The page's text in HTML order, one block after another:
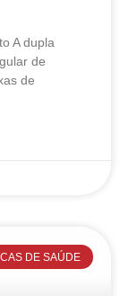
A dupla
de
de
DE SAÚDE